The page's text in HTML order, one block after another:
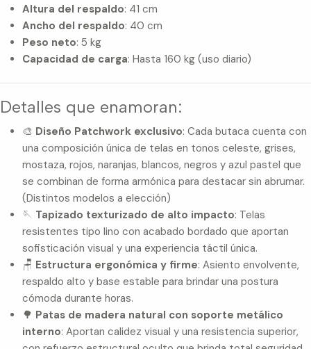
Altura del respaldo: 41 cm
Ancho del respaldo: 40 cm
Peso neto: 5 kg
Capacidad de carga: Hasta 160 kg (uso diario)
Detalles que enamoran:
🎨 Diseño Patchwork exclusivo: Cada butaca cuenta con
una composición única de telas en tonos celeste, grises,
mostaza, rojos, naranjas, blancos, negros y azul pastel que
se combinan de forma armónica para destacar sin abrumar.
(Distintos modelos a elección)
🪡 Tapizado texturizado de alto impacto: Telas
resistentes tipo lino con acabado bordado que aportan
sofisticación visual y una experiencia táctil única.
🪑 Estructura ergonómica y firme: Asiento envolvente,
respaldo alto y base estable para brindar una postura
cómoda durante horas.
🌳 Patas de madera natural con soporte metálico
interno: Aportan calidez visual y una resistencia superior,